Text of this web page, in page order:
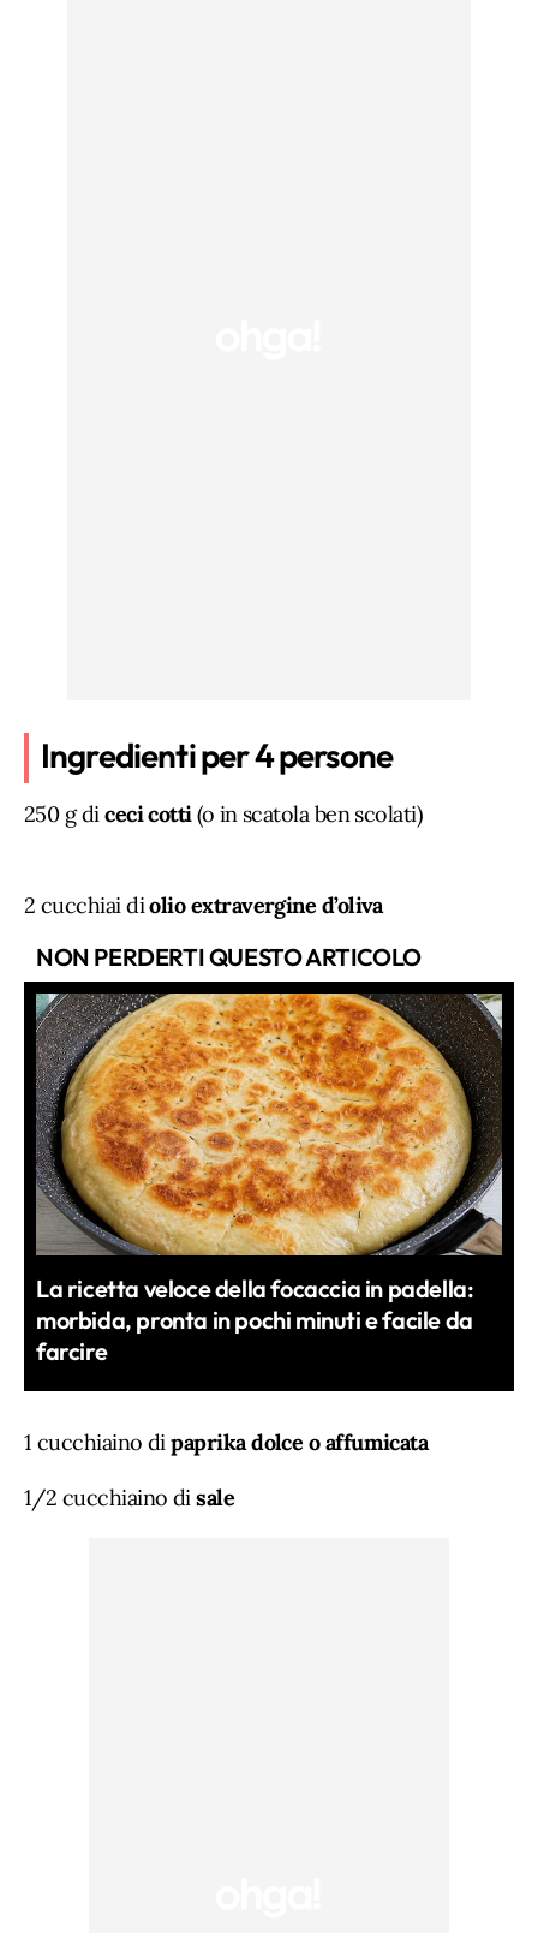
Ingredienti per 4 persone
250 g diceci cotti(o in scatola ben scolati)
2 cucchiai diolio extravergine d’oliva
NON PERDERTI QUESTO ARTICOLO
La ricetta veloce della focaccia in padella:
morbida, pronta in pochi minuti e facile da
farcire
1 cucchiaino dipaprika dolce o affumicata
1/2 cucchiaino disale